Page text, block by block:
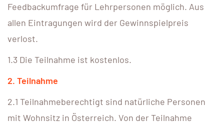
Feedbackumfrage für Lehrpersonen möglich. Aus
allen Eintragungen wird der Gewinnspielpreis
verlost.
1.3 Die Teilnahme ist kostenlos.
2. Teilnahme
2.1 Teilnahmeberechtigt sind natürliche Personen
mit Wohnsitz in Österreich. Von der Teilnahme